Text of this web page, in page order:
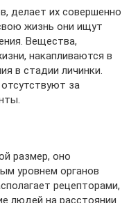
делает их совершенно
жизнь они ищут
Вещества,
накапливаются в
в стадии личинки.
за
размер, оно
уровнем органов
рецепторами,
людей на расстоянии